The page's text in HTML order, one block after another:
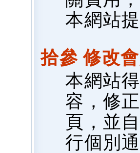
本網站
拾參 修改
本網站
容，修
頁，並
行個別